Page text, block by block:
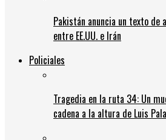
Pakistán anuncia un texto de
entre EE.UU. e Irán
Policiales
Tragedia en la ruta 34: Un
cadena a la altura de Luis